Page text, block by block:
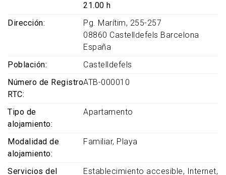
21.00 h
Dirección
Pg. Marítim, 255-257
08860 Castelldefels Barcelona
España
Población
Castelldefels
Número de Registro
RTC
ATB-000010
Tipo de
alojamiento
Apartamento
Modalidad de
alojamiento
Familiar Playa
Servicios del
Establecimiento accesible
Internet